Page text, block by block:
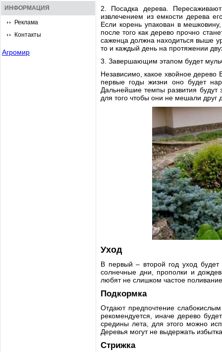
ИНФОРМАЦИЯ
Реклама
Контакты
Агромир
2. Посадка дерева.
извлечением из емкости дерева
Если корень упакован в
после того как дерево прочно
саженца должна находиться выше
то и каждый день на протяжении
3. Завершающим этапом будет
Независимо, какое хвойное дерево
первые годы жизни оно будет
Дальнейшие темпы развития будут
для того чтобы они не мешали друг
Уход
В первый – второй год уход
солнечные дни, прополки и
любят не слишком частое
Подкормка
Отдают предпочтение
рекомендуется, иначе дерево
средины лета, для этого можно
Деревья могут не выдержать
Стрижка